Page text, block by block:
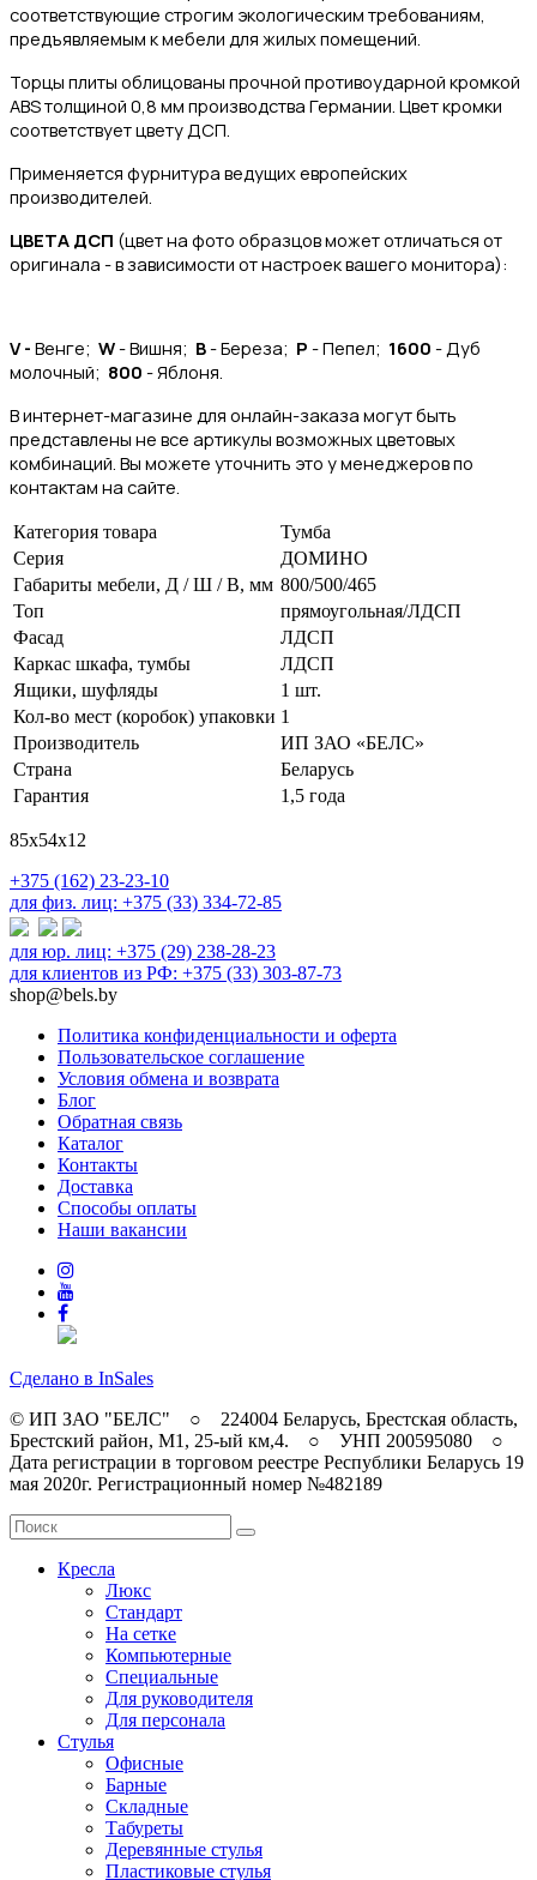
соответствующие строгим экологическим требованиям,
предъявляемым к мебели для жилых помещений.
Торцы плиты облицованы прочной противоударной кромкой
ABS толщиной 0,8 мм производства Германии. Цвет кромки
соответствует цвету ДСП.
Применяется фурнитура ведущих европейских
производителей.
ЦВЕТА ДСП (цвет на фото образцов может отличаться от
оригинала - в зависимости от настроек вашего монитора):
V - Венге; W- Вишня; B- Береза; P - Пепел; 1600 - Дуб
молочный; 800 - Яблоня.
В интернет-магазине для онлайн-заказа могут быть
представлены не все артикулы возможных цветовых
комбинаций. Вы можете уточнить это у менеджеров по
контактам на сайте.
Категория товара
Тумба
Серия
ДОМИНО
Габариты мебели, Д / Ш / В, мм 800/500/465
Топ
прямоугольная/ЛДСП
Фасад
ЛДСП
Каркас шкафа, тумбы
ЛДСП
Ящики, шуфляды
1 шт.
Кол-во мест (коробок) упаковки 1
Производитель
ИП ЗАО «БЕЛС»
Страна
Беларусь
Гарантия
1,5 года
85х54х12
+375 (162) 23-23-10
для физ. лиц: +375 (33) 334-72-85
для юр. лиц: +375 (29) 238-28-23
для клиентов из РФ: +375 (33) 303-87-73
shop@bels.by
Политика конфиденциальности и оферта
Пользовательское соглашение
Условия обмена и возврата
Блог
Обратная связь
Каталог
Контакты
Доставка
Способы оплаты
Наши вакансии
Сделано в InSales
© ИП ЗАО "БЕЛС" ○ 224004 Беларусь, Брестская область,
Брестский район, M1, 25-ый км,4. ○ УНП 200595080 ○
Дата регистрации в торговом реестре Республики Беларусь 19
мая 2020г. Регистрационный номер №482189
Кресла
Люкс
Стандарт
На сетке
Компьютерные
Специальные
Для руководителя
Для персонала
Стулья
Офисные
Барные
Складные
Табуреты
Деревянные стулья
Пластиковые стулья